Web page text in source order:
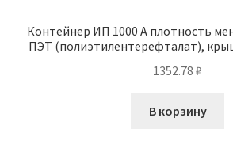
Контейнер ИП 1000 А плотность
ПЭТ (полиэтилентерефталат),
1352.78 ₽
В корзину